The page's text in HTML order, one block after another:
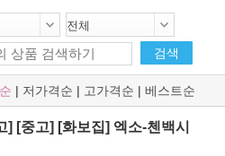
검색
| 저가격순 | 고가격순 | 베스트순
] [중고] [화보집] 엑소-첸백시